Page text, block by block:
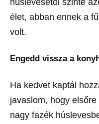
élet, abban ennek a
volt.
Engedd vissza a
Ha kedvet kaptál
javaslom, hogy
nagy fazék